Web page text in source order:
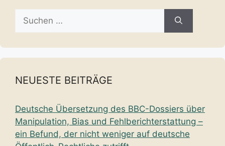
Suche
nach:
NEUESTE BEITRÄGE
Deutsche Übersetzung des BBC-Dossiers über
Manipulation, Bias und Fehlberichterstattung –
ein Befund, der nicht weniger auf deutsche